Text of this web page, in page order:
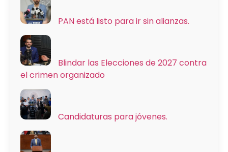
PAN está listo para ir sin alianzas.
Blindar las Elecciones de 2027 contra
el crimen organizado
Candidaturas para jóvenes.